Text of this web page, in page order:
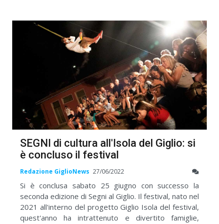
SEGNI di cultura all'Isola del Giglio: si
è concluso il festival
Redazione GiglioNews 27/06/2022
Si è conclusa sabato 25 giugno con successo la
seconda edizione di Segni al Giglio. Il festival, nato nel
2021 all'interno del progetto Giglio Isola del festival,
quest'anno ha intrattenuto e divertito famiglie,